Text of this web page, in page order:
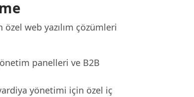
web yazılım çözümleri
panelleri ve B2B
yönetimi için özel iç